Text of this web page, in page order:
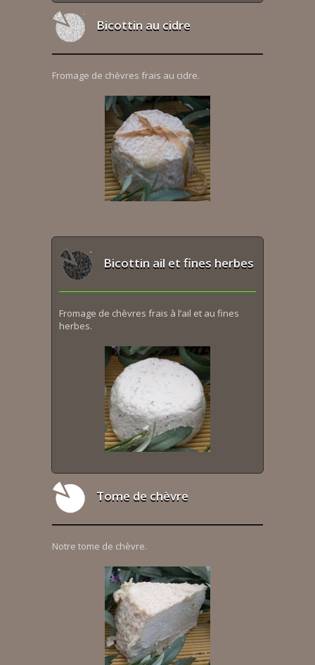
Bicottin au cidre
Fromage de chèvres frais au cidre.
Bicottin ail et fines herbes
Fromage de chèvres frais à l’ail et au fines
herbes.
Tome de chèvre
Notre tome de chèvre.